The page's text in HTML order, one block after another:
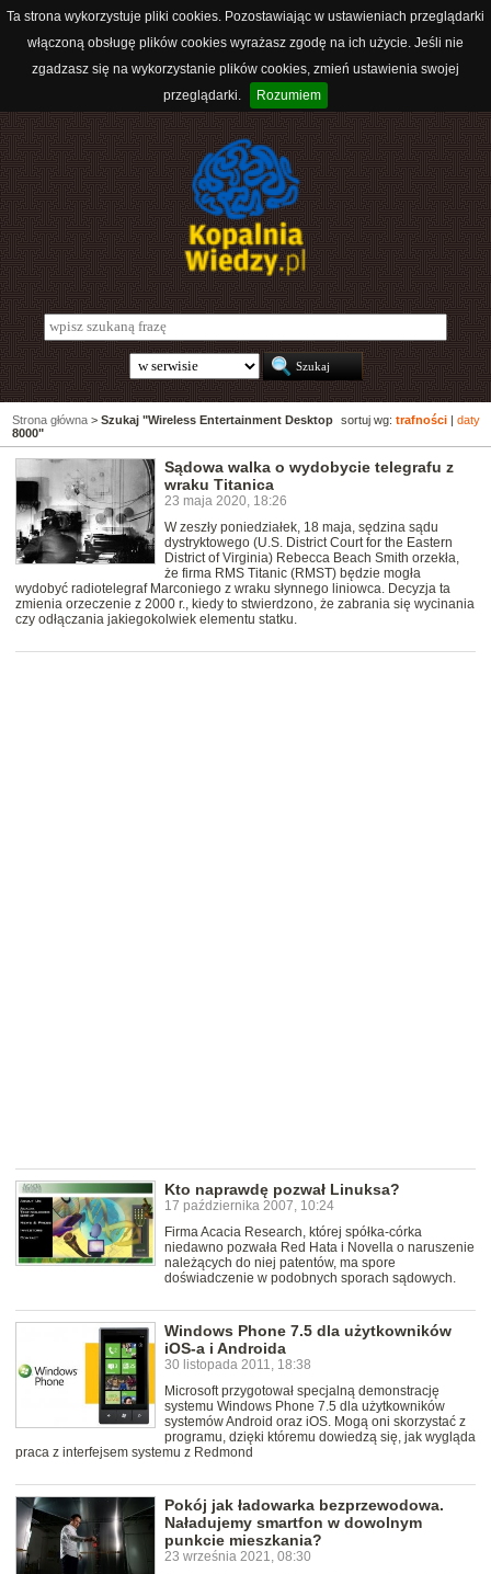
Ta strona wykorzystuje pliki cookies. Pozostawiając w ustawieniach przeglądarki
włączoną obsługę plików cookies wyrażasz zgodę na ich użycie. Jeśli nie
zgadzasz się na wykorzystanie plików cookies, zmień ustawienia swojej
przeglądarki.
Rozumiem
sortuj wg: trafności daty
Strona główna > Szukaj "Wireless Entertainment Desktop
8000"
Sądowa walka o wydobycie telegrafu z
wraku Titanica
23 maja 2020, 18:26
W zeszły poniedziałek, 18 maja, sędzina sądu
dystryktowego (U.S. District Court for the Eastern
District of Virginia) Rebecca Beach Smith orzekła,
że firma RMS Titanic (RMST) będzie mogła
wydobyć radiotelegraf Marconiego z wraku słynnego liniowca. Decyzja ta
zmienia orzeczenie z 2000 r., kiedy to stwierdzono, że zabrania się wycinania
czy odłączania jakiegokolwiek elementu statku.
Kto naprawdę pozwał Linuksa?
17 października 2007, 10:24
Firma Acacia Research, której spółka-córka
niedawno pozwała Red Hata i Novella o naruszenie
należących do niej patentów, ma spore
doświadczenie w podobnych sporach sądowych.
Windows Phone 7.5 dla użytkowników
iOS-a i Androida
30 listopada 2011, 18:38
Microsoft przygotował specjalną demonstrację
systemu Windows Phone 7.5 dla użytkowników
systemów Android oraz iOS. Mogą oni skorzystać z
programu, dzięki któremu dowiedzą się, jak wygląda
praca z interfejsem systemu z Redmond
Pokój jak ładowarka bezprzewodowa.
Naładujemy smartfon w dowolnym
punkcie mieszkania?
23 września 2021, 08:30